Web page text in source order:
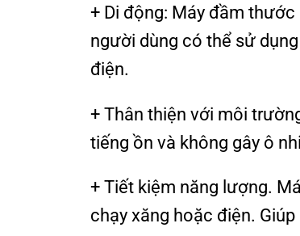
+ Di động: Máy đầm
người dùng có thể sử
điện.
+ Thân thiện với môi
tiếng ồn và không gây ô
+ Tiết kiệm năng lượng.
chạy xăng hoặc điện.